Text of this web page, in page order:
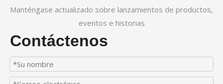
Manténgase actualizado sobre lanzamientos de productos,
eventos e historias
Contáctenos